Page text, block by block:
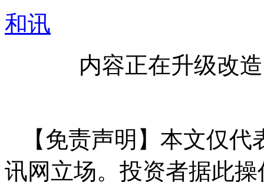
和讯
内容正在升级改
【免责声明】本文仅代
讯网立场。投资者据此